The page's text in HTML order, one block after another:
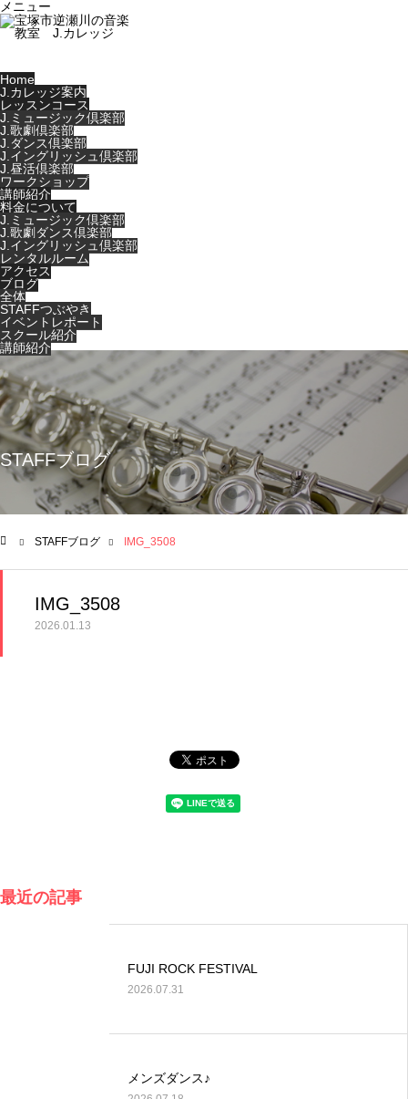
メニュー
Home
J.カレッジ案内
レッスンコース
J.ミュージック倶楽部
J.歌劇倶楽部
J.ダンス倶楽部
J.イングリッシュ倶楽部
J.昼活倶楽部
ワークショップ
講師紹介
料金について
J.ミュージック倶楽部
J.歌劇ダンス倶楽部
J.イングリッシュ倶楽部
レンタルルーム
アクセス
ブログ
全体
STAFFつぶやき
イベントレポート
スクール紹介
講師紹介
Warning
: Undefined variable $cat_id in
/home/users/0/music-
life/web/jcollege-tkz.jp/wp-
content/themes/noel_tcd072/single.php
on line 29
STAFFブログ
STAFFブログ IMG_3508
IMG_3508
2026.01.13
最近の記事
FUJI ROCK FESTIVAL
2026.07.31
メンズダンス♪